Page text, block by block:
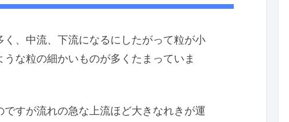
、中流、下流になるにしたがって粒が小
な粒の細かいものが多くたまっていま
すが流れの急な上流ほど大きなれきが運